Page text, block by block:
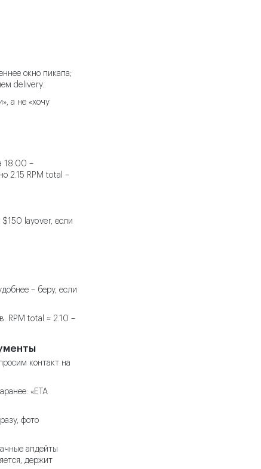
окно пикапа;
delivery.
а не «хочу
18:00 –
2.15 RPM total –
layover, если
– беру, если
RPM total ≈ 2.10 –
контакт на
«ETA
фото
апдейты
держит